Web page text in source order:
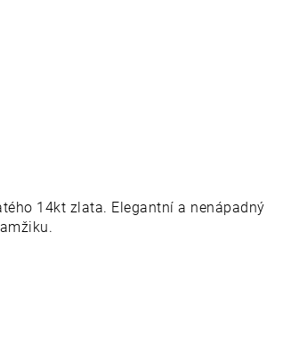
14kt zlata. Elegantní a nenápadný